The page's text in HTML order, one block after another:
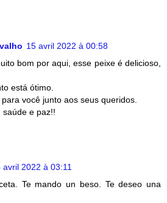
15 avril 2022 à 00:58
bom por aqui, esse peixe é delicioso,
está ótimo.
você junto aos seus queridos.
saúde e paz!!
avril 2022 à 03:11
Te mando un beso. Te deseo una